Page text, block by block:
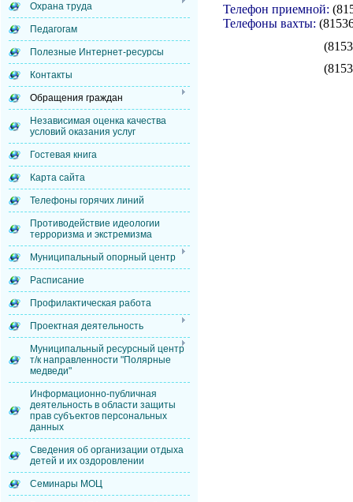
Охрана труда
Педагогам
Полезные Интернет-ресурсы
Контакты
Обращения граждан
Независимая оценка качества
условий оказания услуг
Гостевая книга
Карта сайта
Телефоны горячих линий
Противодействие идеологии
терроризма и экстремизма
Муниципальный опорный центр
Расписание
Профилактическая работа
Проектная деятельность
Муниципальный ресурсный центр
т/к направленности "Полярные
медведи"
Информационно-публичная
деятельность в области защиты
прав субъектов персональных
данных
Сведения об организации отдыха
детей и их оздоровлении
Семинары МОЦ
Телефон приемной:
Телефоны вахты:
(81536) 73549
(81536) 31236 -